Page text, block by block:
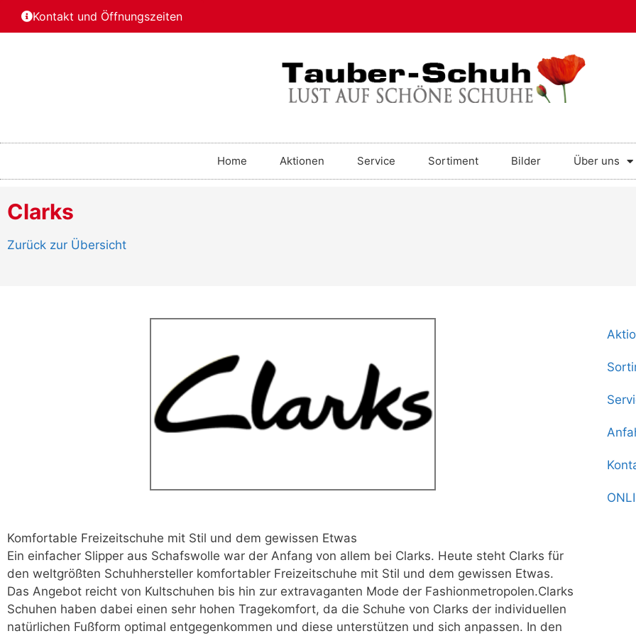
Kontakt und Öffnungszeiten
Home Aktionen Service Sortiment Bilder Über uns
Clarks
Zurück zur Übersicht
Komfortable Freizeitschuhe mit Stil und dem gewissen Etwas
Ein einfacher Slipper aus Schafswolle war der Anfang von allem bei Clarks. Heute steht Clarks für
den weltgrößten Schuhhersteller komfortabler Freizeitschuhe mit Stil und dem gewissen Etwas.
Das Angebot reicht von Kultschuhen bis hin zur extravaganten Mode der Fashionmetropolen.Clarks
Schuhen haben dabei einen sehr hohen Tragekomfort, da die Schuhe von Clarks der individuellen
natürlichen Fußform optimal entgegenkommen und diese unterstützen und sich anpassen. In den